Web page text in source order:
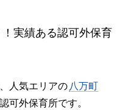
実績ある認可外保育
人気エリアの 八万町
可外保育所です。